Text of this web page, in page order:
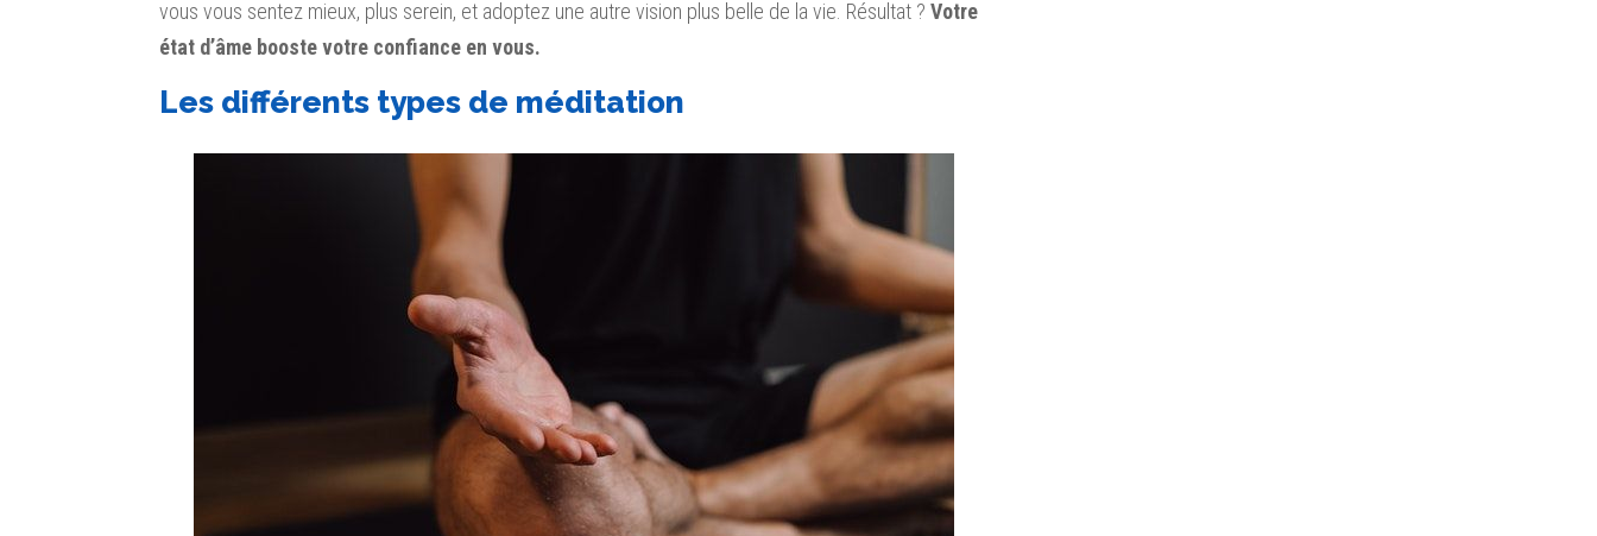
vous vous sentez mieux, plus serein, et adoptez une autre vision plus belle de la vie. Résultat ?Votre
état d’âme booste votre confiance en vous.
Les différents types de méditation